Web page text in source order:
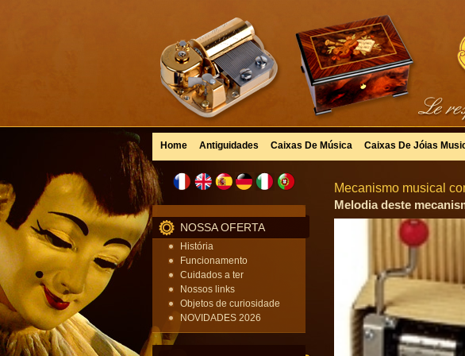
Home Antiguidades Caixas De Música Caixas De Jóias
NOSSA OFERTA
História
Funcionamento
Cuidados a ter
Nossos links
Objetos de curiosidade
NOVIDADES 2026
Mecanismo musical
Melodia deste